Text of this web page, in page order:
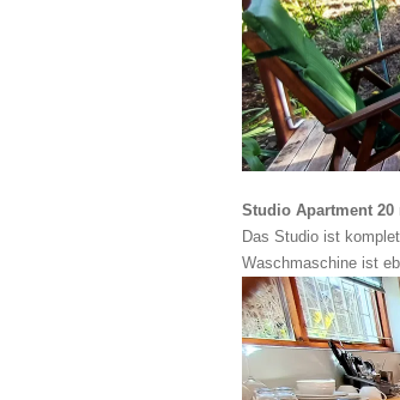
Studio Apartment 20
Das Studio ist
Waschmaschine ist